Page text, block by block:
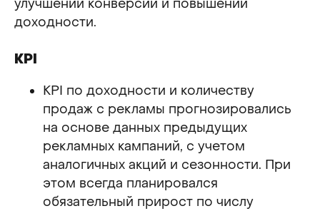
улучшении конверсий и повышении
доходности.
KPI
KPI по доходности и количеству
продаж с рекламы прогнозировались
на основе данных предыдущих
рекламных кампаний, с учетом
аналогичных акций и сезонности. При
этом всегда планировался
обязательный прирост по числу